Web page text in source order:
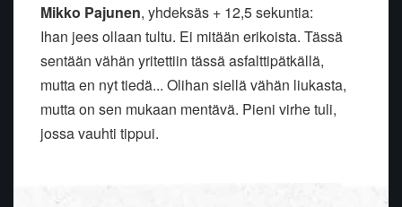
Mikko Pajunen, yhdeksäs + 12,5 sekuntia:
Ihan jees ollaan tultu. Ei mitään erikoista. Tässä
sentään vähän yritettiin tässä asfalttipätkällä,
mutta en nyt tiedä... Olihan siellä vähän liukasta,
mutta on sen mukaan mentävä. Pieni virhe tuli,
jossa vauhti tippui.